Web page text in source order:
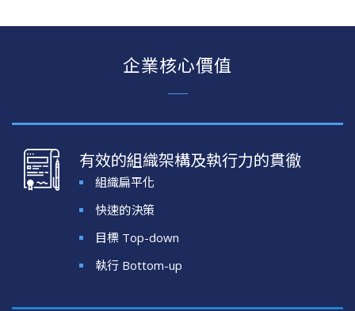
企業核心價值
有效的組織架構及執行力的貫徹
組織扁平化
快速的決策
目標 Top-down
執行 Bottom-up